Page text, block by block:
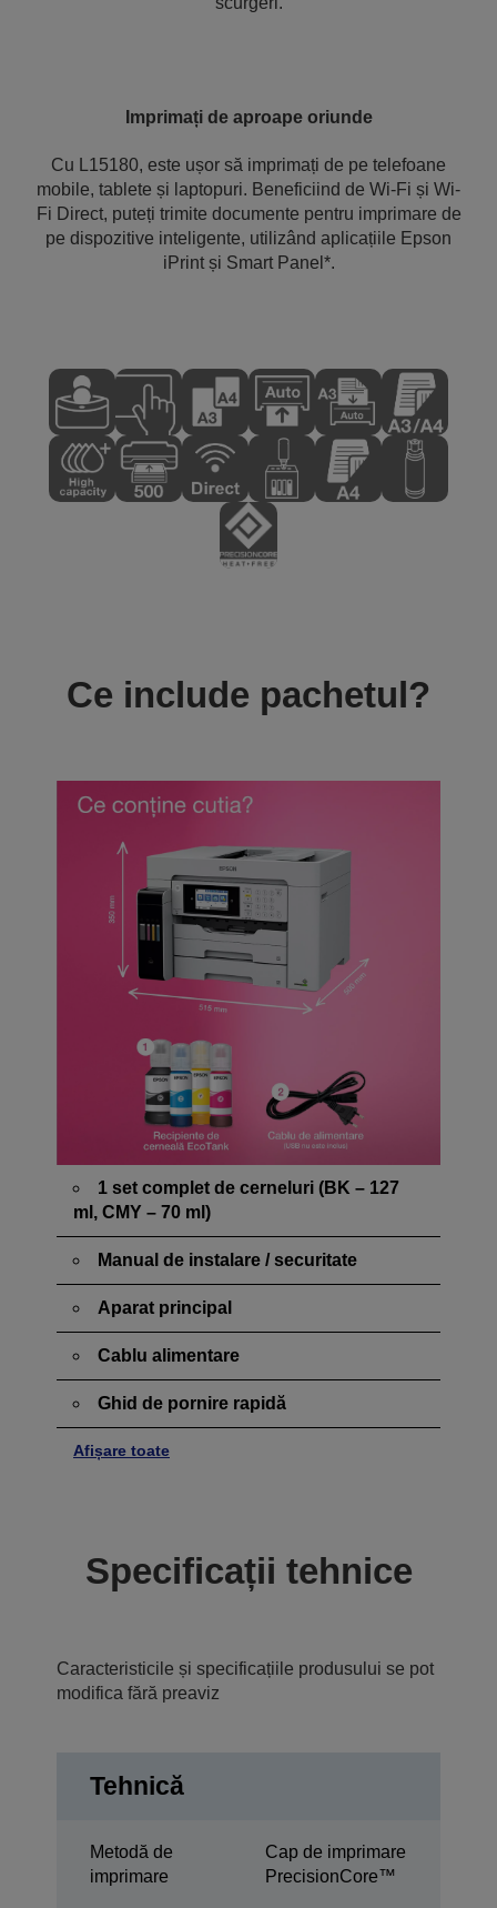
Imprimați de aproape oriunde
Cu L15180, este ușor să imprimați de pe telefoane
mobile, tablete și laptopuri. Beneficiind de Wi-Fi și Wi-
Fi Direct, puteți trimite documente pentru imprimare de
pe dispozitive inteligente, utilizând aplicațiile Epson
iPrint și Smart Panel*.
Ce include pachetul?
1 set complet de cerneluri (BK – 127
ml, CMY – 70 ml)
Manual de instalare / securitate
Aparat principal
Cablu alimentare
Ghid de pornire rapidă
Afișare toate
Specificații tehnice
Caracteristicile și specificațiile produsului se pot
modifica fără preaviz
Tehnică
Metodă de
imprimare
Cap de imprimare
PrecisionCore™